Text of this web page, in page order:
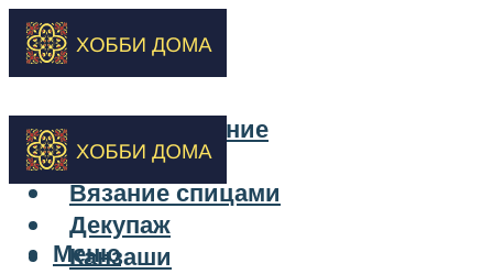
Бисероплетение
Вышивка
Вязание спицами
Декупаж
Канзаши
Меню